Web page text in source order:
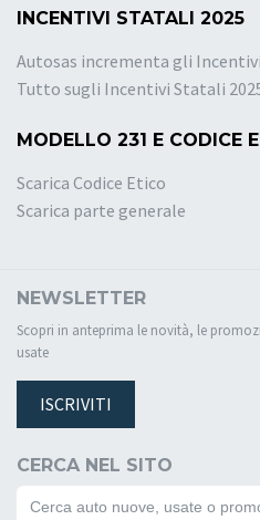
INCENTIVI STATALI 2025
Autosas incrementa gli
Tutto sugli Incentivi Statali
MODELLO 231 E CODICE
Scarica Codice Etico
Scarica parte generale
NEWSLETTER
Scopri in anteprima le novità, le
usate
ISCRIVITI
CERCA NEL SITO